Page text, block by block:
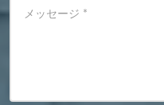
メッセージ *